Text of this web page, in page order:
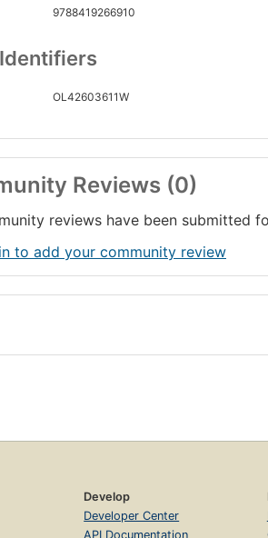
9788419266910
OL42603611W
Reviews (0)
reviews have been submitted
to add your community review
Develop
Developer Center
API Documentation